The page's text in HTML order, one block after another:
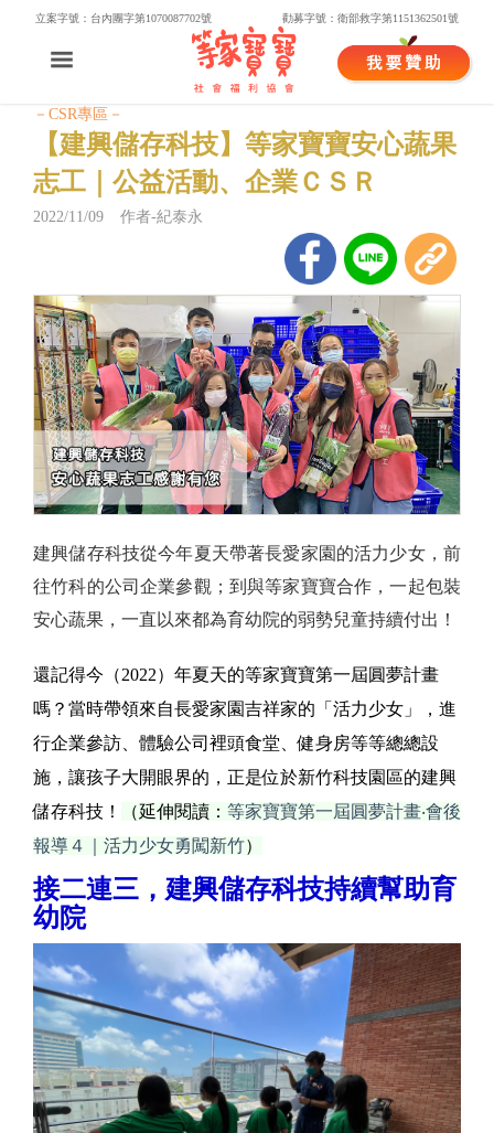
立案字號：台內團字第1070087702號 勸募字號：衛部救字第1151362501號
－CSR專區－
【建興儲存科技】等家寶寶安心蔬果
志工｜公益活動、企業ＣＳＲ
2022/11/09 作者-紀泰永
建興儲存科技從今年夏天帶著長愛家園的活力少女，前
往竹科的公司企業參觀；到與等家寶寶合作，一起包裝
安心蔬果，一直以來都為育幼院的弱勢兒童持續付出！
還記得今（2022）年夏天的等家寶寶第一屆圓夢計畫
嗎？當時帶領來自長愛家園吉祥家的「活力少女」，進
行企業參訪、體驗公司裡頭食堂、健身房等等總總設
施，讓孩子大開眼界的，正是位於新竹科技園區的建興
儲存科技！
（延伸閱讀： 等家寶寶第一屆圓夢計畫‧會後
報導４｜活力少女勇闖新竹）
接二連三，建興儲存科技持續幫助育
幼院